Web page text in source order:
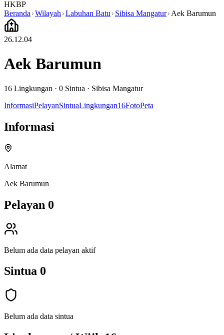
HKBP
Beranda Wilayah Labuhan Batu Sibisa Mangatur Aek Barumun
26.12.04
Aek Barumun
16 Lingkungan · 0 Sintua · Sibisa Mangatur
InformasiPelayanSintuaLingkungan16FotoPeta
Informasi
Alamat
Aek Barumun
Pelayan 0
Belum ada data pelayan aktif
Sintua 0
Belum ada data sintua